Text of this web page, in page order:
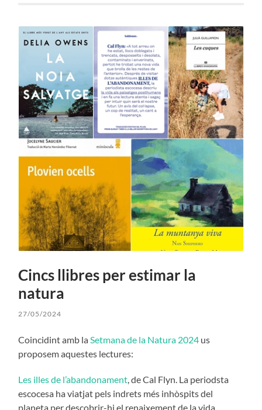
Cincs llibres per estimar la
natura
27/05/2024
Coincidint amb la Setmana de la Natura 2024 us
proposem aquestes lectures:
Les illes de l’abandonament , de Cal Flyn. La periodsta
escocesa ha viatjat pels indrets més inhòspits del
planeta per descobrir-hi el renaixement de la vida,